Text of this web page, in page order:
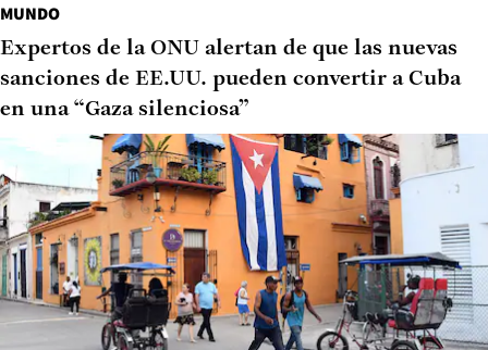
MUNDO
Expertos de la ONU alertan de que las nuevas
sanciones de EE.UU. pueden convertir a Cuba
en una “Gaza silenciosa”